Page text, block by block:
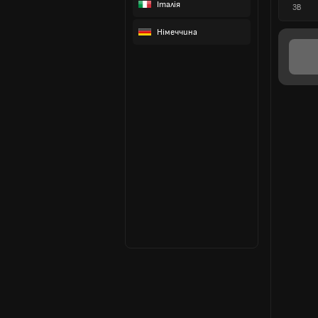
Італія
Німеччина
ЗВ